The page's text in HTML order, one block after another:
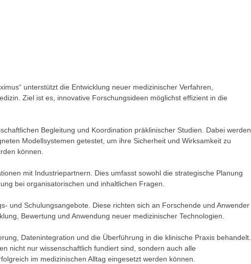
unterstützt die Entwicklung neuer medizinischer Verfahren,
Ziel ist es, innovative Forschungsideen möglichst effizient in die
Begleitung und Koordination präklinischer Studien. Dabei werden
Modellsystemen getestet, um ihre Sicherheit und Wirksamkeit zu
können.
mit Industriepartnern. Dies umfasst sowohl die strategische Planung
bei organisatorischen und inhaltlichen Fragen.
und Schulungsangebote. Diese richten sich an Forschende und Anwender
Bewertung und Anwendung neuer medizinischer Technologien.
Datenintegration und die Überführung in die klinische Praxis behandelt.
nicht nur wissenschaftlich fundiert sind, sondern auch alle
im medizinischen Alltag eingesetzt werden können.